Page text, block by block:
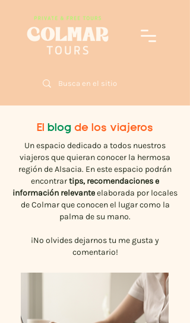
El blog de los viajeros
Un espacio dedicado a todos nuestros
viajeros que quieran conocer la hermosa
región de Alsacia. En este espacio podrán
encontrartips, recomendaciones e
información relevanteelaborada por locales
de Colmar que conocen el lugar como la
palma de su mano.
¡No olvides dejarnos tu me gusta y
comentario!